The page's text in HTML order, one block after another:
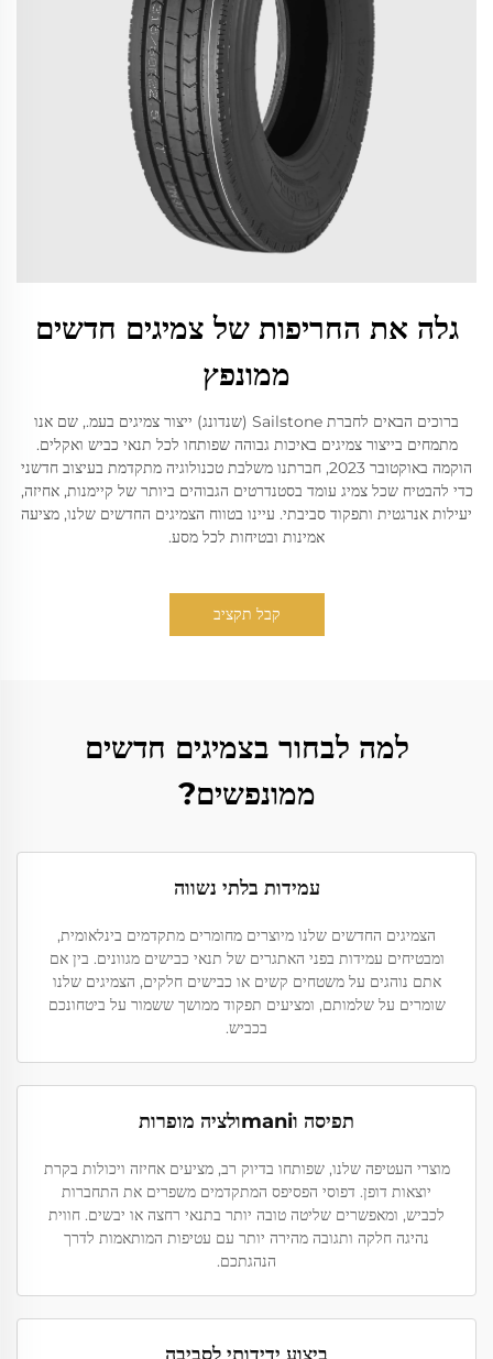
גלה את החריפות של צמיגים חדשים
ממונפץ
ברוכים הבאים לחברת Sailstone (שנדונג) ייצור צמיגים בעמ., שם אנו
מתמחים בייצור צמיגים באיכות גבוהה שפותחו לכל תנאי כביש ואקלים.
הוקמה באוקטובר 2023, חברתנו משלבת טכנולוגיה מתקדמת בעיצוב חדשני
כדי להבטיח שכל צמיג עומד בסטנדרטים הגבוהים ביותר של קיימנות, אחיזה,
יעילות אנרגטית ותפקוד סביבתי. עיינו בטווח הצמיגים החדשים שלנו, מציעה
אמינות ובטיחות לכל מסע.
קבל תקציב
למה לבחור בצמיגים חדשים
ממונפשים?
עמידות בלתי נשווה
הצמיגים החדשים שלנו מיוצרים מחומרים מתקדמים בינלאומית,
ומבטיחים עמידות בפני האתגרים של תנאי כבישים מגוונים. בין אם
אתם נוהגים על משטחים קשים או כבישים חלקים, הצמיגים שלנו
שומרים על שלמותם, ומציעים תפקוד ממושך ששמור על ביטחונכם
בכביש.
תפיסה וmaniולציה מופרות
מוצרי העטיפה שלנו, שפותחו בדיוק רב, מציעים אחיזה ויכולות בקרת
יוצאות דופן. דפוסי הפסיפס המתקדמים משפרים את התחברות
לכביש, ומאפשרים שליטה טובה יותר בתנאי רחצה או יבשים. חווית
נהיגה חלקה ותגובה מהירה יותר עם עטיפות המותאמות לדרך
הנהגתכם.